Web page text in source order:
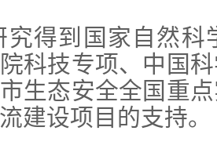
究得到国家自然科
科技专项、中国
生态安全全国重
建设项目的支持。